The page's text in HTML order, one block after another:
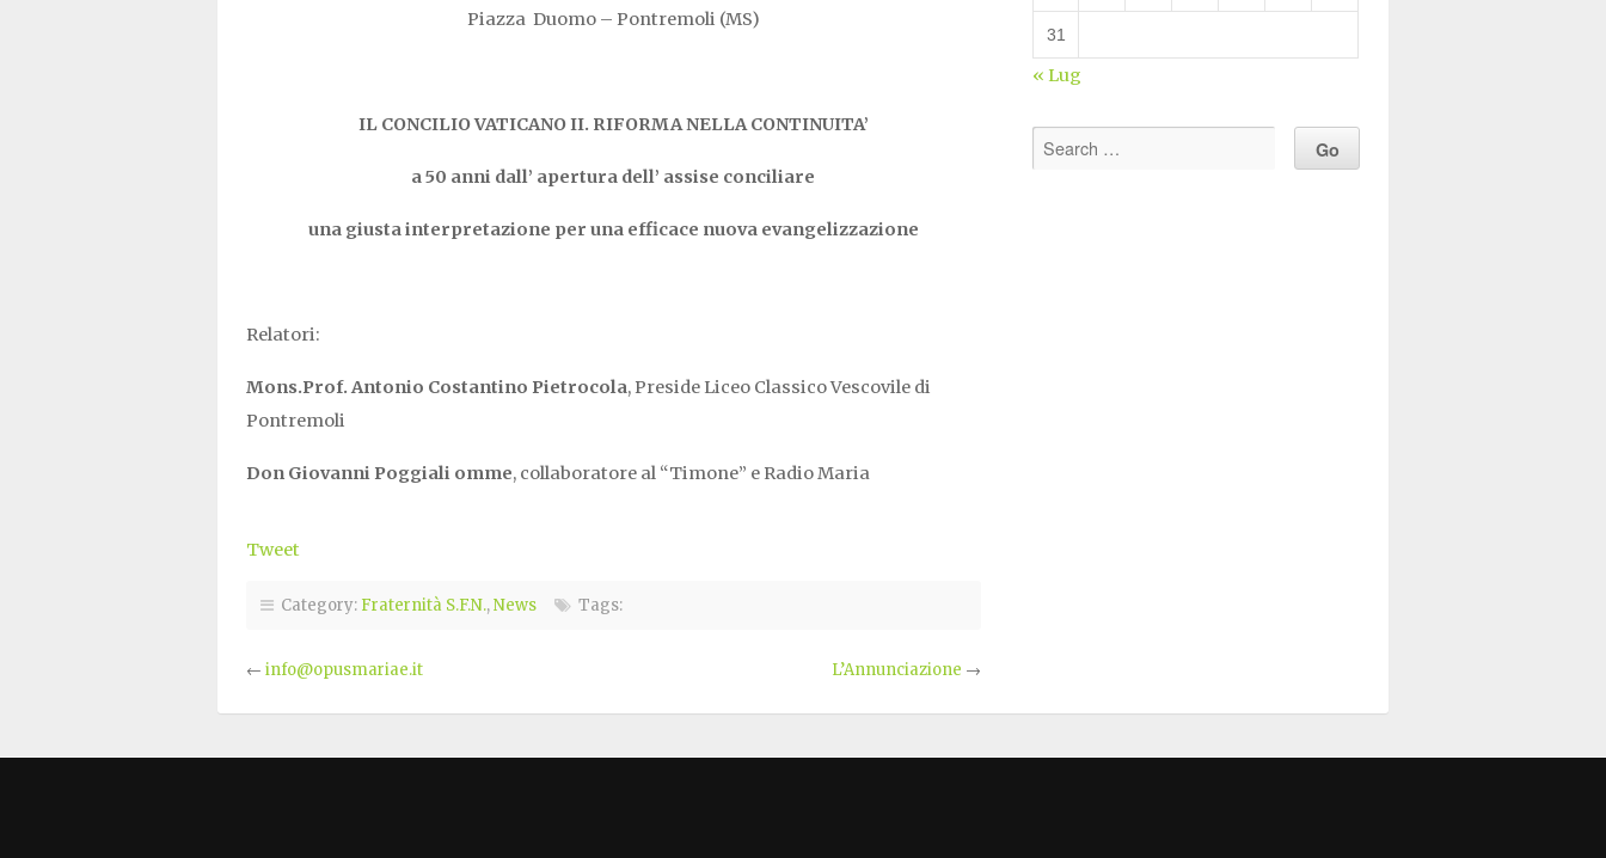
Piazza Duomo – Pontremoli (MS)
IL CONCILIO VATICANO II. RIFORMA NELLA CONTINUITA’
a 50 anni dall’ apertura dell’ assise conciliare
una giusta interpretazione per una efficace nuova evangelizzazione
Relatori:
Mons.Prof. Antonio Costantino Pietrocola, Preside Liceo Classico Vescovile di
Pontremoli
Don Giovanni Poggiali omme, collaboratore al “Timone” e Radio Maria
Tweet
Category: Fraternità S.F.N.,News Tags:
← info@opusmariae.it L’Annunciazione →
31
« Lug